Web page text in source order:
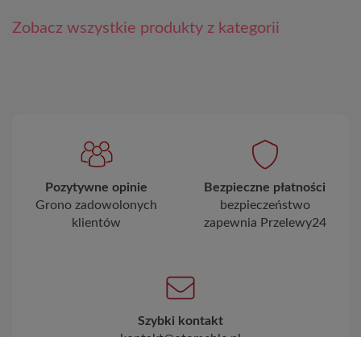
Zobacz wszystkie produkty z kategorii
Pozytywne opinie
Grono zadowolonych
klientów
Bezpieczne płatności
bezpieczeństwo
zapewnia Przelewy24
Szybki kontakt